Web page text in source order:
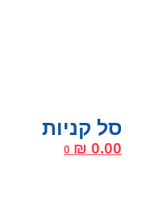
₪ 0.00
0